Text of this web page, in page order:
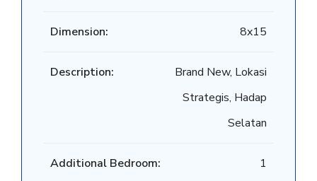
Dimension: 8x15
Description:
Brand New, Lokasi
Strategis, Hadap
Selatan
Additional Bedroom: 1